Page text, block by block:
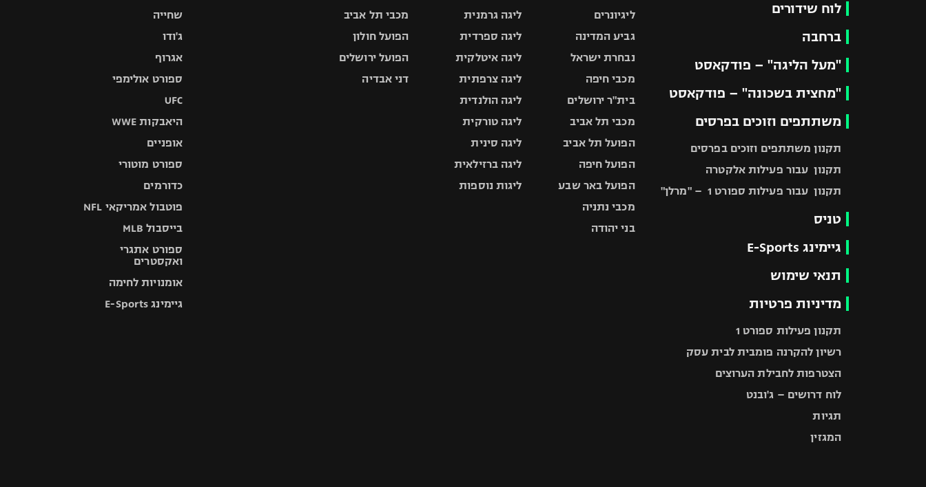
לוח שידורים
ברחבה
"מעל הליגה" – פודקאסט
"מחצית בשכונה" – פודקאסט
משתתפים וזוכים בפרסים
תקנון משתתפים וזוכים בפרסים
תקנון עבור פעילות אלקטרה
תקנון עבור פעילות ספורט 1 – "מרלן"
טניס
גיימינג E-Sports
תנאי שימוש
מדיניות פרטיות
תקנון פעילות ספורט 1
רשיון להקרנה פומבית לבית עסק
הצטרפות לחבילת הערוצים
לוח דרושים – ג'ובנט
תגיות
המגזין
ליגיונרים
גביע המדינה
נבחרת ישראל
מכבי חיפה
בית"ר ירושלים
מכבי תל אביב
הפועל תל אביב
הפועל חיפה
הפועל באר שבע
מכבי נתניה
בני יהודה
ליגה גרמנית
ליגה ספרדית
ליגה איטלקית
ליגה צרפתית
ליגה הולנדית
ליגה טורקית
ליגה סינית
ליגה ברזילאית
ליגות נוספות
מכבי תל אביב
הפועל חולון
הפועל ירושלים
דני אבדיה
שחייה
ג'ודו
אגרוף
ספורט אולימפי
UFC
היאבקות WWE
אופניים
ספורט מוטורי
כדורמים
פוטבול אמריקאי NFL
בייסבול MLB
ספורט אתגרי
ואקסטרים
אומנויות לחימה
גיימינג E-Sports